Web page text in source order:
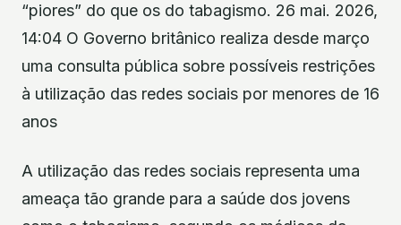
“piores” do que os do tabagismo. 26 mai. 2026,
14:04 O Governo britânico realiza desde março
uma consulta pública sobre possíveis restrições
à utilização das redes sociais por menores de 16
anos
A utilização das redes sociais representa uma
ameaça tão grande para a saúde dos jovens